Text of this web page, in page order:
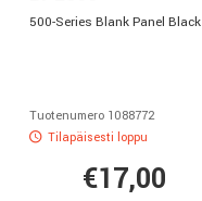
500-Series Blank Panel Black
Tuotenumero 1088772
Tilapäisesti loppu
€17,00